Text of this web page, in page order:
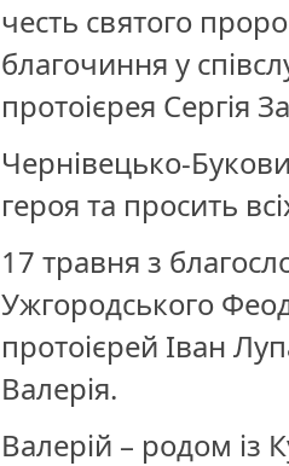
честь святого
благочиння у
протоієрея Сергія
Чернівецько-
героя та просить
17 травня з
Ужгородського
протоієрей Іван
Валерія.
Валерій – родом із